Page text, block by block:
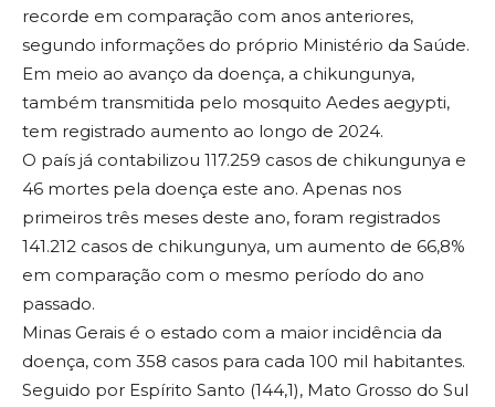
recorde em comparação com anos anteriores,
segundo informações do próprio Ministério da Saúde.
Em meio ao avanço da doença, a chikungunya,
também transmitida pelo mosquito Aedes aegypti,
tem registrado aumento ao longo de 2024.
O país já contabilizou 117.259 casos de chikungunya e
46 mortes pela doença este ano. Apenas nos
primeiros três meses deste ano, foram registrados
141.212 casos de chikungunya, um aumento de 66,8%
em comparação com o mesmo período do ano
passado.
Minas Gerais é o estado com a maior incidência da
doença, com 358 casos para cada 100 mil habitantes.
Seguido por Espírito Santo (144,1), Mato Grosso do Sul